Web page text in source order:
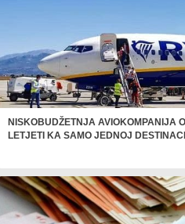
NISKOBUDŽETNJA AVIOKOMPANIJA
LETJETI KA SAMO JEDNOJ